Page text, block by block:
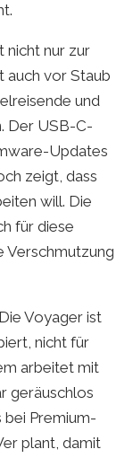
nicht nur zur
auch vor Staub
und
Der USB-C-
Updates
zeigt, dass
will. Die
für diese
Verschmutzung
Voyager ist
nicht für
arbeitet mit
geräuschlos
bei Premium-
plant, damit